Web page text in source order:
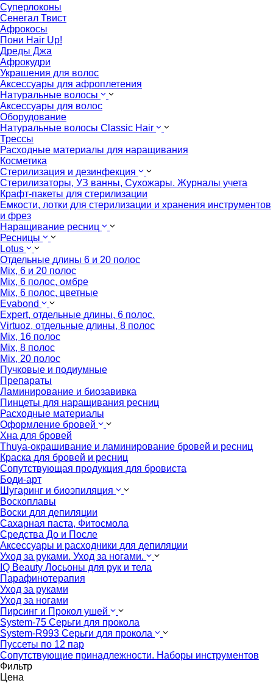
Суперлоконы
Сенегал Твист
Афрокосы
Пони Hair Up!
Дреды Джа
Афрокудри
Украшения для волос
Аксессуары для афроплетения
Натуральные волосы
Аксессуары для волос
Оборудование
Натуральные волосы Classic Hair
Трессы
Расходные материалы для наращивания
Косметика
Стерилизация и дезинфекция
Стерилизаторы, УЗ ванны, Сухожары. Журналы учета
Крафт-пакеты для стерилизации
Емкости, лотки для стерилизации и хранения инструментов
и фрез
Наращивание ресниц
Ресницы
Lotus
Отдельные длины 6 и 20 полос
Mix, 6 и 20 полос
Mix, 6 полос, омбре
Mix, 6 полос, цветные
Evabond
Expert, отдельные длины, 6 полос.
Virtuoz, отдельные длины, 8 полос
Mix, 16 полос
Mix, 8 полос
Mix, 20 полос
Пучковые и подиумные
Препараты
Ламинирование и биозавивка
Пинцеты для наращивания ресниц
Расходные материалы
Оформление бровей
Хна для бровей
Thuya-окрашивание и ламинирование бровей и ресниц
Краска для бровей и ресниц
Сопутствующая продукция для бровиста
Боди-арт
Шугаринг и биоэпиляция
Воскоплавы
Воски для депиляции
Сахарная паста, Фитосмола
Средства До и После
Аксессуары и расходники для депиляции
Уход за руками. Уход за ногами.
IQ Beauty Лосьоны для рук и тела
Парафинотерапия
Уход за руками
Уход за ногами
Пирсинг и Прокол ушей
System-75 Серьги для прокола
System-R993 Серьги для прокола
Пуссеты по 12 пар
Cопутствующие принадлежности. Наборы инструментов
Фильтр
Цена